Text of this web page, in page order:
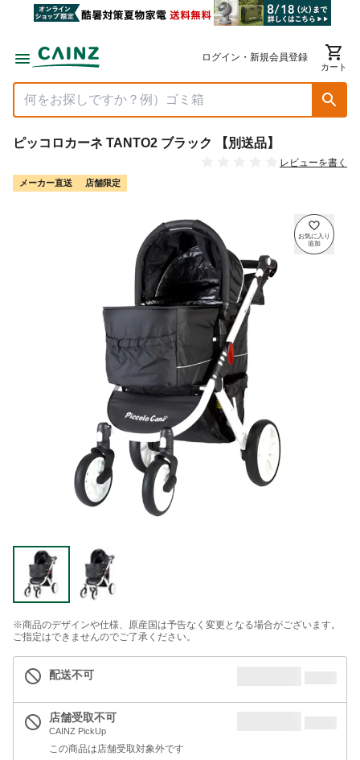
ログイン・新規会員登録
カート
ピッコロカーネ TANTO2 ブラック 【別送品】
レビューを書く
メーカー直送 店舗限定
※商品のデザインや仕様、原産国は予告なく変更となる場合がございます。
ご指定はできませんのでご了承ください。
配送不可
店舗受取不可
CAINZ PickUp
この商品は店舗受取対象外です